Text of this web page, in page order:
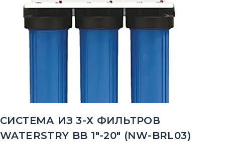
СИСТЕМА ИЗ 3-Х ФИЛЬТРОВ
WATERSTRY BB 1"-20" (NW-BRL03)